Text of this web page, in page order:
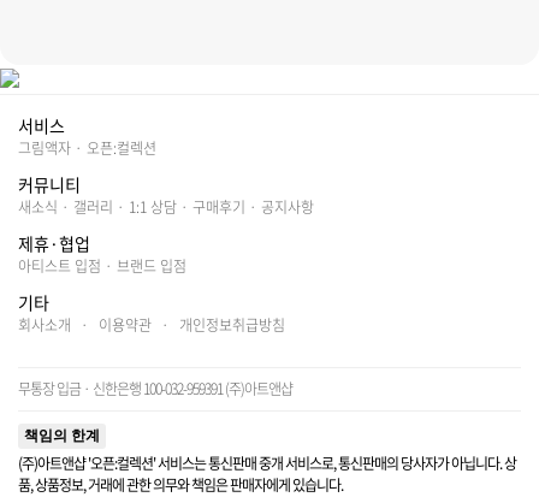
서비스
그림액자 · 오픈:컬렉션
커뮤니티
새소식 · 갤러리 · 1:1 상담 · 구매후기 · 공지사항
제휴·협업
아티스트 입점 · 브랜드 입점
기타
회사소개 · 이용약관 · 개인정보취급방침
무통장 입금 · 신한은행 100-032-959391 (주)아트앤샵
책임의 한계
(주)아트앤샵 '오픈:컬렉션' 서비스는 통신판매 중개 서비스로, 통신판매의 당사자가 아닙니다. 상
품, 상품정보, 거래에 관한 의무와 책임은 판매자에게 있습니다.